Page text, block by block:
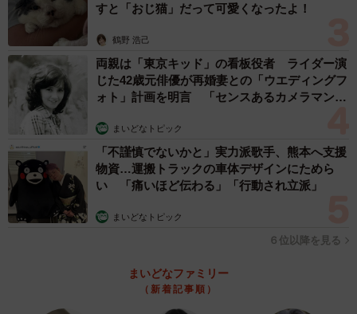
すと「おじ猫」だって可愛くなったよ！
鶴野 浩己
両親は「東京キッド」の看板役者 ライダー演
じた42歳元俳優が再婚妻との「ウエディングフ
ォト」計画を明言 「センスあるカメラマン求
まいどなトピック
「不謹慎でないかと」実力派歌手、熊本へ支援
物資…運搬トラックの車体デザインにためら
い 「痛いほど伝わる」「行動され立派」
まいどなトピック
６位以降を見る
まいどなファミリー
（新着記事順）